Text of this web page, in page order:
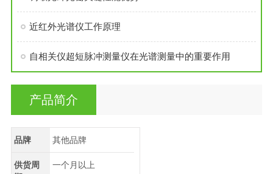
近红外光谱仪工作原理
自相关仪超短脉冲测量仪在光谱测量中的重要作用
产品简介
品牌 其他品牌
供货周
一个月以上